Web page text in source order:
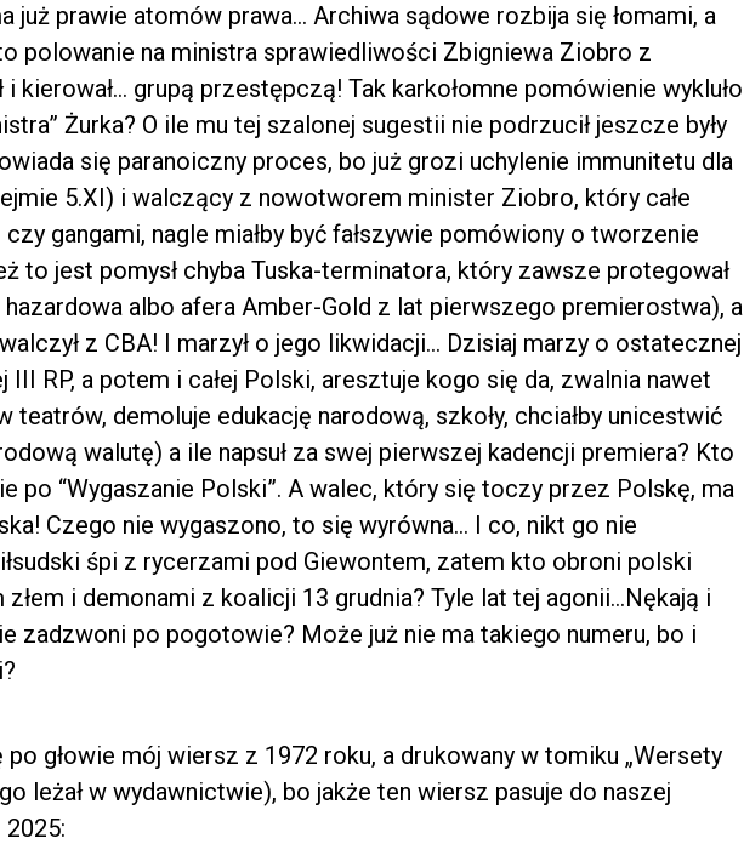
już prawie atomów prawa… Archiwa sądowe rozbija się łomami, a
polowanie na ministra sprawiedliwości Zbigniewa Ziobro z
i kierował… grupą przestępczą! Tak karkołomne pomówienie wykluło
Żurka? O ile mu tej szalonej sugestii nie podrzucił jeszcze były
się paranoiczny proces, bo już grozi uchylenie immunitetu dla
5.XI) i walczący z nowotworem minister Ziobro, który całe
gangami, nagle miałby być fałszywie pomówiony o tworzenie
to jest pomysł chyba Tuska-terminatora, który zawsze protegował
albo afera Amber-Gold z lat pierwszego premierostwa), a
z CBA! I marzył o jego likwidacji… Dzisiaj marzy o ostatecznej
RP, a potem i całej Polski, aresztuje kogo się da, zwalnia nawet
demoluje edukację narodową, szkoły, chciałby unicestwić
walutę) a ile napsuł za swej pierwszej kadencji premiera? Kto
po “Wygaszanie Polski”. A walec, który się toczy przez Polskę, ma
Czego nie wygaszono, to się wyrówna… I co, nikt go nie
śpi z rycerzami pod Giewontem, zatem kto obroni polski
złem i demonami z koalicji 13 grudnia? Tyle lat tej agonii…Nękają i
zadzwoni po pogotowie? Może już nie ma takiego numeru, bo i
po głowie mój wiersz z 1972 roku, a drukowany w tomiku „Wersety
leżał w wydawnictwie), bo jakże ten wiersz pasuje do naszej